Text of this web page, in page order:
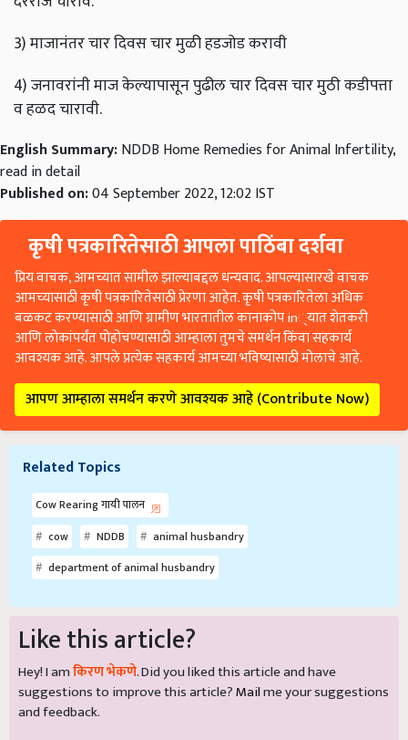
3) माजानंतर चार दिवस चार मुळी हडजोड करावी
4) जनावरांनी माज केल्यापासून पुढील चार दिवस चार मुठी कडीपत्ता
व हळद चारावी.
English Summary:NDDB Home Remedies for Animal Infertility,
read in detail
Published on:04 September 2022, 12:02 IST
कृषी पत्रकारितेसाठी आपला पाठिंबा दर्शवा
प्रिय वाचक, आमच्यात सामील झाल्याबद्दल धन्यवाद. आपल्यासारखे वाचक
आमच्यासाठी कृषी पत्रकारितेसाठी प्रेरणा आहेत. कृषी पत्रकारितेला अधिक
बळकट करण्यासाठी आणि ग्रामीण भारतातील कानाकोप in्यात शेतकरी
आणि लोकांपर्यंत पोहोचण्यासाठी आम्हाला तुमचे समर्थन किंवा सहकार्य
आवश्यक आहे. आपले प्रत्येक सहकार्य आमच्या भविष्यासाठी मोलाचे आहे.
आपण आम्हाला समर्थन करणे आवश्यक आहे (Contribute Now)
Related Topics
Cow Rearing गायी पालन
cow
NDDB
animal husbandry
department of animal husbandry
Like this article?
Hey! I amकिरण भेकणे. Did you liked this article and have
suggestions to improve this article?Mailme your suggestions
and feedback.